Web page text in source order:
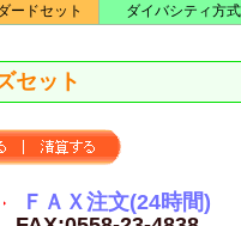
ードセット
ダイバシティ方
セット
ＦＡＸ注文(24時間)